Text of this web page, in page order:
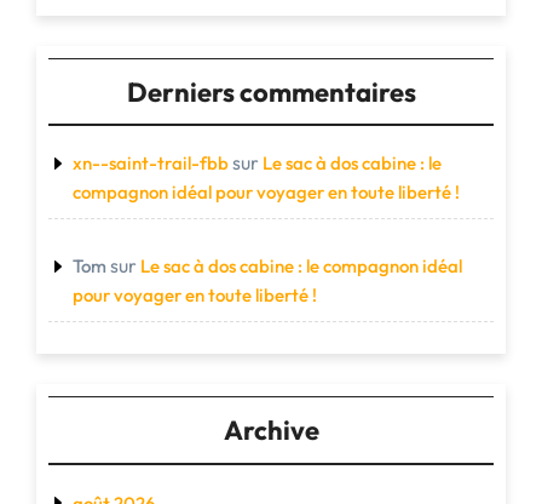
Derniers commentaires
xn--saint-trail-fbbsur Le sac à dos cabine : le
compagnon idéal pour voyager en toute liberté !
Tom sur Le sac à dos cabine : le compagnon idéal
pour voyager en toute liberté !
Archive